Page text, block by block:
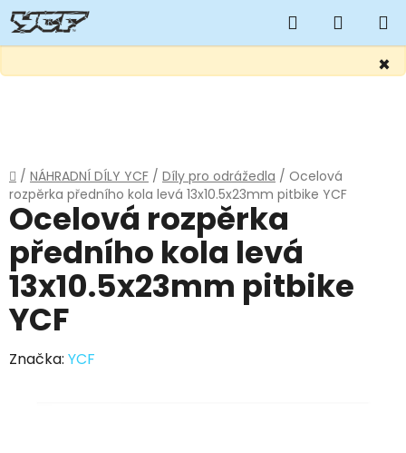
×
Hledat
KOŠÍK
Domů
/ NÁHRADNÍ DÍLY YCF / Díly pro odrážedla / Ocelová
rozpěrka předního kola levá 13x10.5x23mm pitbike YCF
Ocelová rozpěrka
předního kola levá
13x10.5x23mm pitbike
YCF
Značka: YCF